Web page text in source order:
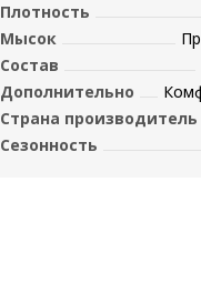
Плотность
Мысок
Состав
Дополнительно
Страна производитель
Сезонность